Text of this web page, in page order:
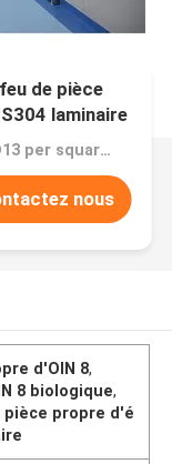
de pièce
laminaire
Prix：USD13 per square meter
nous
d'OIN 8,
8 biologique,
pièce propre d'é